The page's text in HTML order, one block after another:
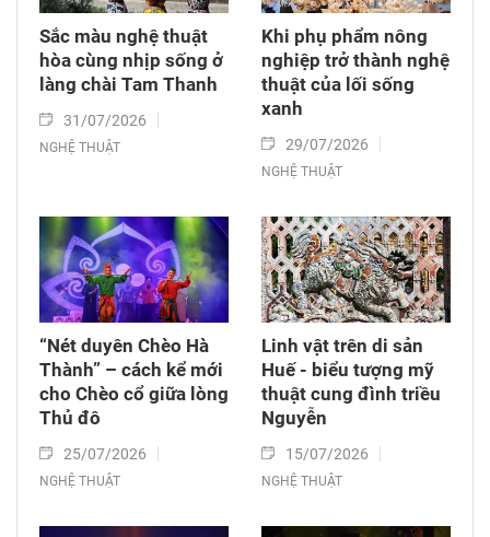
Sắc màu nghệ thuật
hòa cùng nhịp sống ở
làng chài Tam Thanh
31/07/2026
NGHỆ THUẬT
Khi phụ phẩm nông
nghiệp trở thành nghệ
thuật của lối sống
xanh
29/07/2026
NGHỆ THUẬT
“Nét duyên Chèo Hà
Thành” – cách kể mới
cho Chèo cổ giữa lòng
Thủ đô
25/07/2026
NGHỆ THUẬT
Linh vật trên di sản
Huế - biểu tượng mỹ
thuật cung đình triều
Nguyễn
15/07/2026
NGHỆ THUẬT